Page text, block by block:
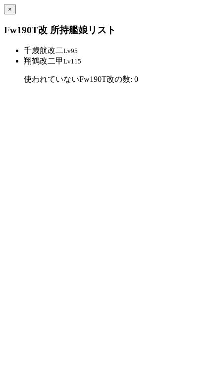
×
Fw190T改 所持艦娘リスト
千歳航改二Lv95
翔鶴改二甲 Lv115
使われていないFw190T改の数: 0